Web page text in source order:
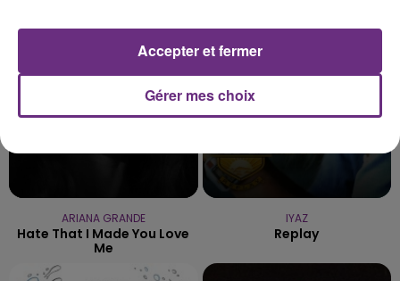
ARIANA GRANDE
Hate That I Made You Love
Me
IYAZ
Replay
Gérer mes choix
Accepter et fermer